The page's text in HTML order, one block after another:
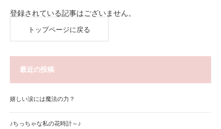
登録されている記事はございません。
トップページに戻る
最近の投稿
嬉しい涙には魔法の力？
♪ちっちゃな私の花時計～♪